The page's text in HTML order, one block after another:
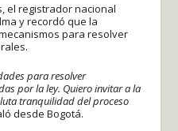
el registrador nacional
y recordó que la
para resolver
para resolver
por la ley. Quiero invitar a la
tranquilidad del proceso
desde Bogotá.